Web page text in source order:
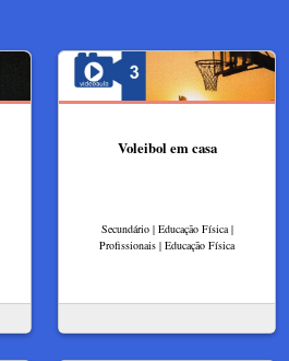
Voleibol em casa
Secundário | Educação Física |
Profissionais | Educação Física